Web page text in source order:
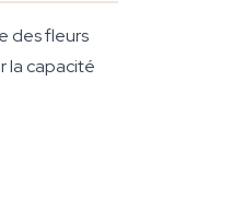
des fleurs
la capacité